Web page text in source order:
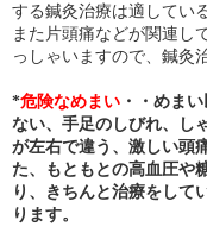
する鍼灸治療は適してい
また片頭痛などが関連し
っしゃいますので、鍼灸
*危険なめまい ・・めま
ない、手足のしびれ、し
が左右で違う、激しい頭
た、もともとの高血圧や
り、きちんと治療をして
ります。